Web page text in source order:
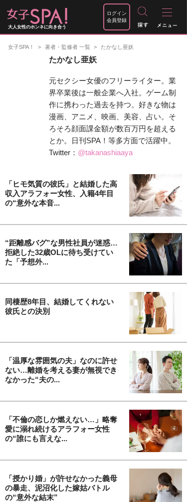
大人女性のホンネに向き合う
ログイン
会員登録
女子SPA！ 著者・監修者 一覧 たかなし亜妖
たかなし亜妖
元セクシー女優のフリーライター。業
界卒業後は一般企業へ入社。ゲーム制
作に携わった過去を持つ。好きな物は
漫画、アニメ、映画、美容、占い。そ
ろそろ顔面課金額が数百万円を超える
とか。日刊SPA！等多方面で活躍中。
Twitter： @takanashiaaya
「ヒモ気質の彼氏」と結婚した高
収入アラフォー女性、入籍4年目
の“意外な本音...
“距離感バグ”な男性社員が迷惑…
拒絶した32歳OLに待ち受けてい
た「予想外...
同棲歴8年目、結婚してくれない
彼氏との決別
「温厚な雰囲気の夫」なのに許せ
ない…離婚を考える妻が無視でき
なかった“夫の...
「不倫の恋しか燃えない…」略奪
愛に溺れ続けるアラフォー女性
の“誰にも言えな...
「授かり婚」が許せなかった義母
の暴走、泥沼化した嫁姑バトル
の“意外な結末”